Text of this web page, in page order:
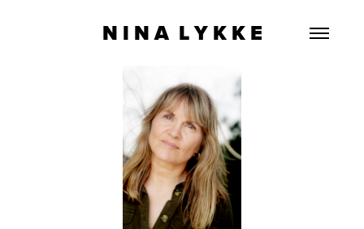
N I N A  L Y K K E